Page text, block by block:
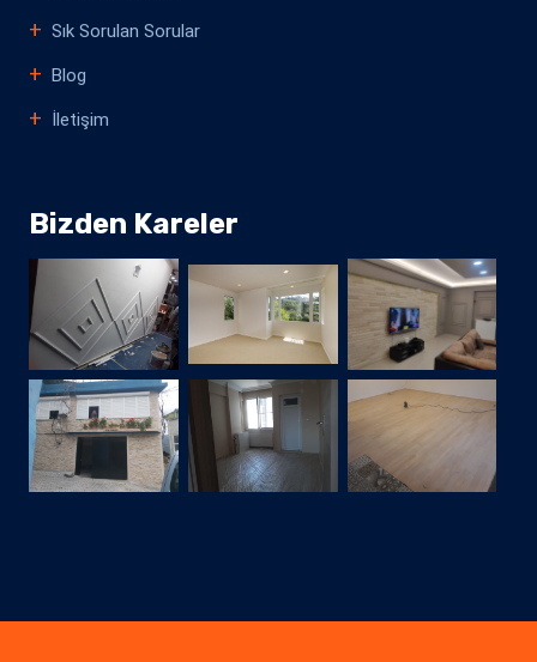
Sık Sorulan Sorular
Blog
İletişim
Bizden Kareler